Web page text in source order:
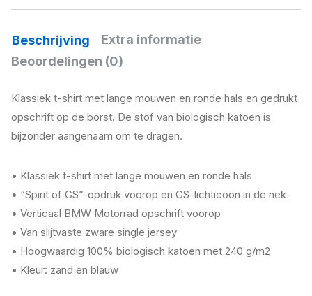
Beschrijving
Extra informatie
Beoordelingen (0)
Klassiek t-shirt met lange mouwen en ronde hals en gedrukt
opschrift op de borst. De stof van biologisch katoen is
bijzonder aangenaam om te dragen.
• Klassiek t-shirt met lange mouwen en ronde hals
• “Spirit of GS”-opdruk voorop en GS-lichticoon in de nek
• Verticaal BMW Motorrad opschrift voorop
• Van slijtvaste zware single jersey
• Hoogwaardig 100% biologisch katoen met 240 g/m2
• Kleur: zand en blauw